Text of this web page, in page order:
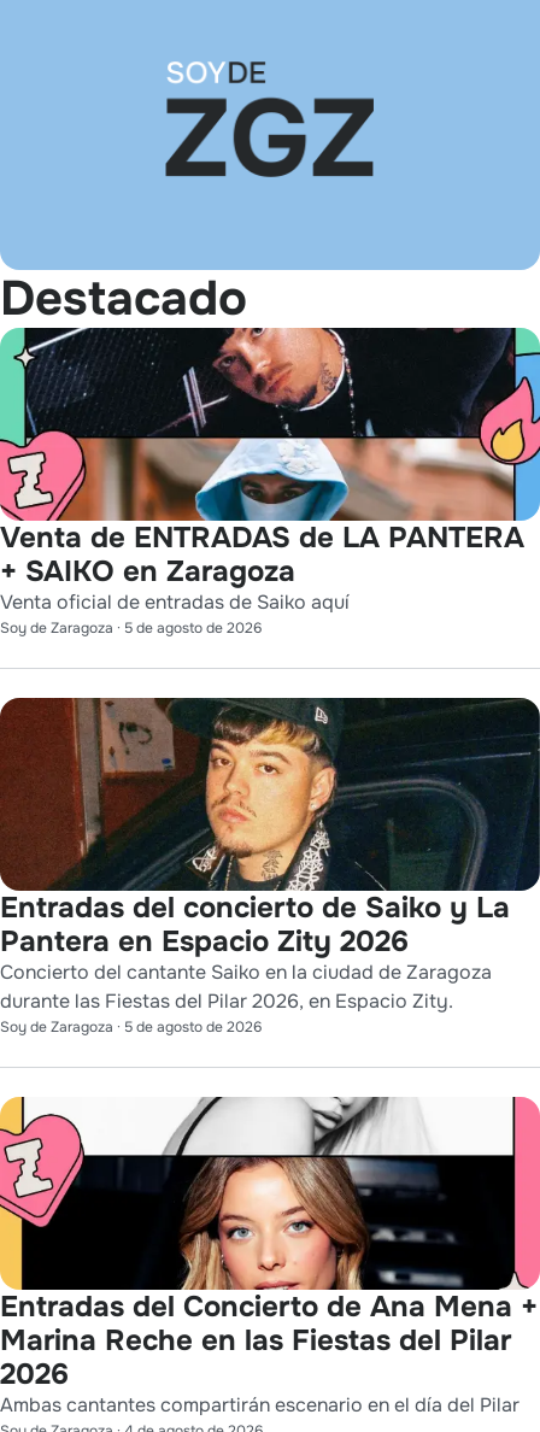
Destacado
Venta de ENTRADAS de LA PANTERA
+ SAIKO en Zaragoza
Venta oficial de entradas de Saiko aquí
Soy de Zaragoza · 5 de agosto de 2026
Entradas del concierto de Saiko y La
Pantera en Espacio Zity 2026
Concierto del cantante Saiko en la ciudad de Zaragoza
durante las Fiestas del Pilar 2026, en Espacio Zity.
Soy de Zaragoza · 5 de agosto de 2026
Entradas del Concierto de Ana Mena +
Marina Reche en las Fiestas del Pilar
2026
Ambas cantantes compartirán escenario en el día del Pilar